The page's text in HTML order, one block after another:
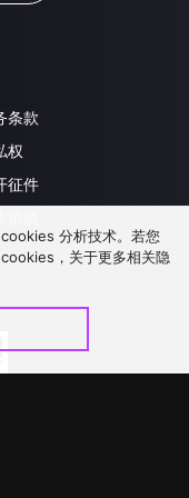
条款
权
征件
分析技术。若您
，关于更多相关隐